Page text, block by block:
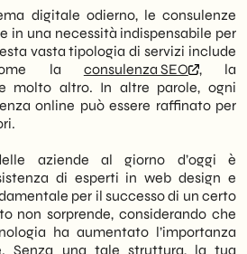
su misura, con obiettivi
(come l’aumento del
o delle conversioni).
Termine: Investire in una
garantisce un
benefici superiore nel
sprechi di budget in
e costruendo una solida
digitale odierno, le consulenze
in una necessità indispensabile per
vasta tipologia di servizi include
la consulenza SEO
, la
molto altro. In altre parole, ogni
online può essere raffinato per
aziende al giorno d’oggi è
di esperti in web design e
per il successo di un certo
non sorprende, considerando che
ha aumentato l’importanza
Senza una tale struttura, la tua